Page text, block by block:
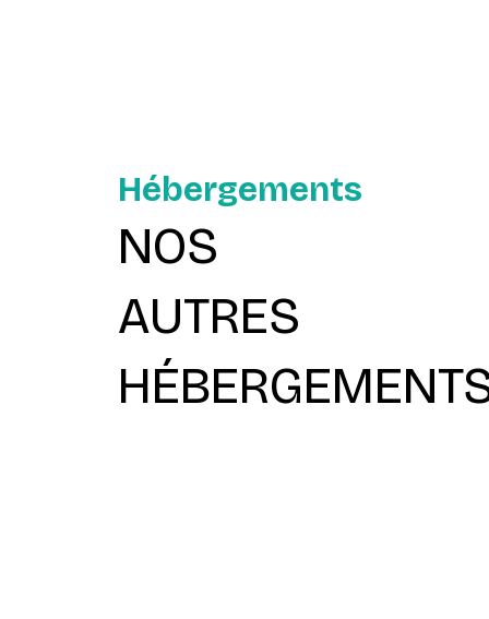
Hébergements
NOS
AUTRES